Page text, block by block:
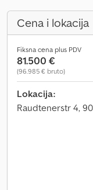
Cena i lokacija
Fiksna cena plus PDV
81.500 €
(96.985 € bruto)
Lokacija:
Raudtenerstr 4,